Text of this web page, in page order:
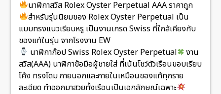
นาฬิกาสวิส Rolex Oyster Perpetual AAA ราคาถูก
สำหรับรุ่นนิยมของ Rolex Oyster Perpetual เป็น
แบบทรงแนวเรียบหรู เป็นงานเกรด Swiss ที่ใกล้เคียงกับ
ของแท้ในรุ่น จากโรงงาน EW
นาฬิกาก๊อป Swiss Rolex Oyster Perpetual
งาน
สวิส(AAA) นาฬิกาข้อมือผู้ชายใส่ ที่เน้นโชว์ตัวเรือนขอบเรียบ
โค้ง ทรงโดม ภายนอกและภายในเหมือนของแท้ทุกราย
ละเอียด ทำออกมาสวยทั้งเรือนเป็นเอกลักษณ์เฉพาะ